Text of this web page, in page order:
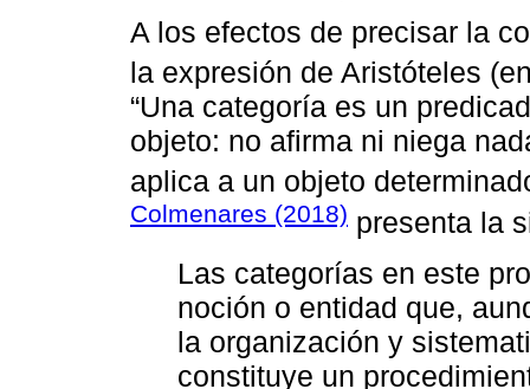
A los efectos de precisar la
la expresión de Aristóteles
“Una categoría es un
objeto: no afirma ni niega
aplica a un objeto
Colmenares (2018) presenta la
Las categorías en este
noción o entidad que,
la organización y
constituye un